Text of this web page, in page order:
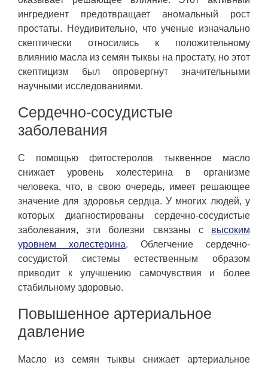
ингредиент предотвращает аномальный рост
простаты. Неудивительно, что ученые изначально
скептически относились к положительному
влиянию масла из семян тыквы на простату, но этот
скептицизм был опровергнут значительными
научными исследованиями.
Сердечно-сосудистые
заболевания
С помощью фитостеролов тыквенное масло
снижает уровень холестерина в организме
человека, что, в свою очередь, имеет решающее
значение для здоровья сердца. У многих людей, у
которых диагностированы сердечно-сосудистые
заболевания, эти болезни связаны с высоким
уровнем холестерина. Облегчение сердечно-
сосудистой системы естественным образом
приводит к улучшению самочувствия и более
стабильному здоровью.
Повышенное артериальное
давление
Масло из семян тыквы снижает артериальное